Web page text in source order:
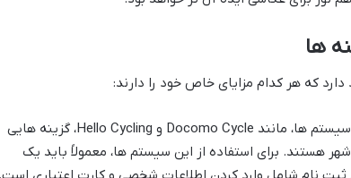
ها
که هر کدام مزایای خاص خود را دارند:
این سیستم ها، مانند Docomo Cycle و Hello Cycling، گزینه هایی
هستند. برای استفاده از این سیستم ها، معمولاً باید یک